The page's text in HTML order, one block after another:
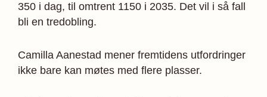
350 i dag, til omtrent 1150 i 2035. Det vil i så fall
bli en tredobling.
Camilla Aanestad mener fremtidens utfordringer
ikke bare kan møtes med flere plasser.